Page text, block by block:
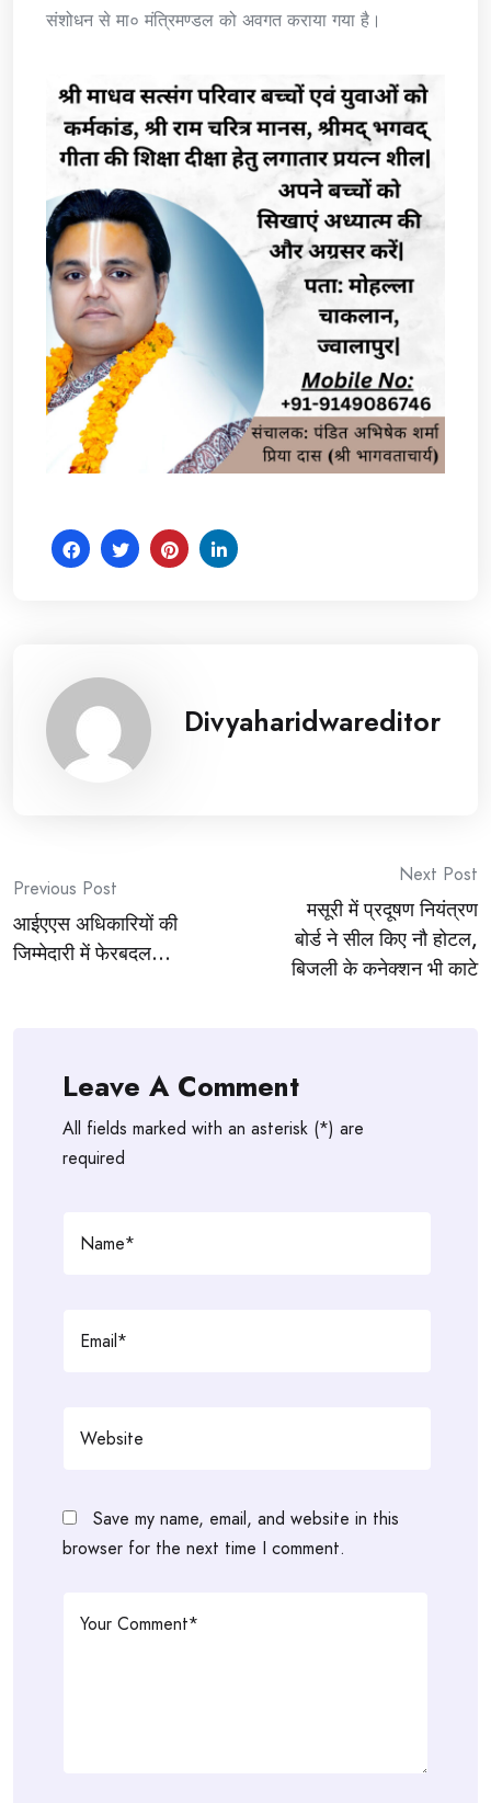
संशोधन से मा० मंत्रिमण्डल को अवगत कराया गया है।
Divyaharidwareditor
Post
navigation
Previous Post
आईएएस अधिकारियों की
जिम्मेदारी में फेरबदल…
Next Post
मसूरी में प्रदूषण नियंत्रण
बोर्ड ने सील किए नौ होटल,
बिजली के कनेक्शन भी काटे
Leave A Comment
All fields marked with an asterisk (*) are
required
Save my name, email, and website in this
browser for the next time I comment.